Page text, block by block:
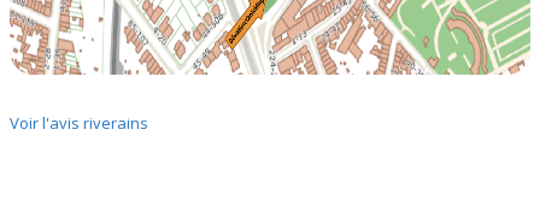
Voir l'avis riverains